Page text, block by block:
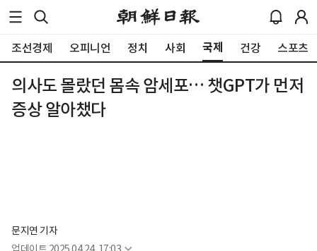
조선경제 오피니언 정치 사회 국제 건강 스포츠
의사도 몰랐던 몸속 암세포… 챗GPT가 먼저
증상 알아챘다
문지연 기자